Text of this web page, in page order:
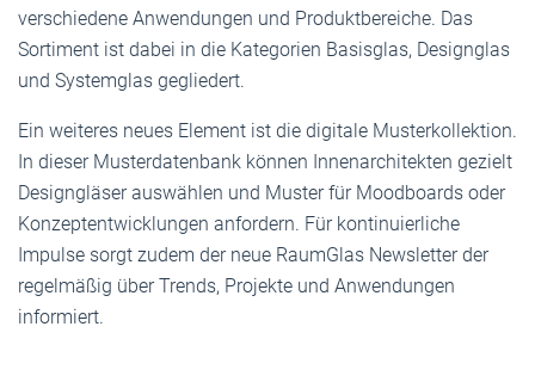
verschiedene Anwendungen und Produktbereiche. Das
Sortiment ist dabei in die Kategorien Basisglas, Designglas
und Systemglas gegliedert.
Ein weiteres neues Element ist die digitale Musterkollektion.
In dieser Musterdatenbank können Innenarchitekten gezielt
Designgläser auswählen und Muster für Moodboards oder
Konzeptentwicklungen anfordern. Für kontinuierliche
Impulse sorgt zudem der neue RaumGlas Newsletter der
regelmäßig über Trends, Projekte und Anwendungen
informiert.